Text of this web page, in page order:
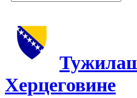
Херцеговине